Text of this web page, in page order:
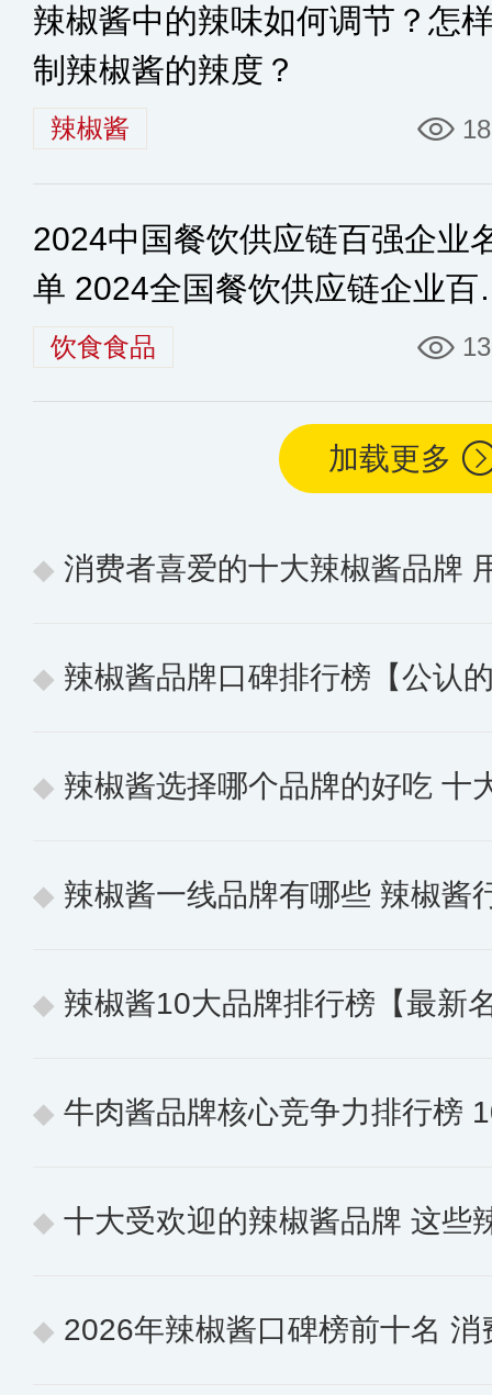
辣椒酱中的辣味如何调节？怎
制辣椒酱的辣度？
辣椒酱
2024中国餐饮供应链百强企业
单 2024全国餐饮供应链企业百
榜单
饮食食品
加载更多
消费者喜爱的十大辣椒酱品牌
辣椒酱品牌口碑排行榜【公认
辣椒酱选择哪个品牌的好吃 十大
辣椒酱一线品牌有哪些 辣椒酱
辣椒酱10大品牌排行榜【最新
牛肉酱品牌核心竞争力排行榜 10个
十大受欢迎的辣椒酱品牌 这些
2026年辣椒酱口碑榜前十名 消费